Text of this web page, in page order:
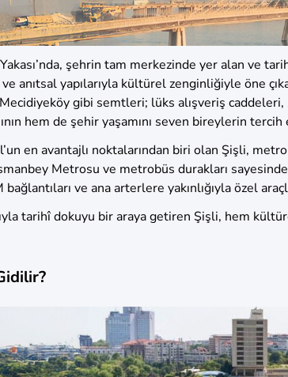
şehrin tam merkezinde yer alan ve
anıtsal yapılarıyla kültürel zenginliğiyle öne
gibi semtleri; lüks alışveriş
hem de şehir yaşamını seven bireylerin
en avantajlı noktalarından biri olan Şişli,
Metrosu ve metrobüs durakları
ve ana arterlere yakınlığıyla özel
tarihî dokuyu bir araya getiren Şişli, hem